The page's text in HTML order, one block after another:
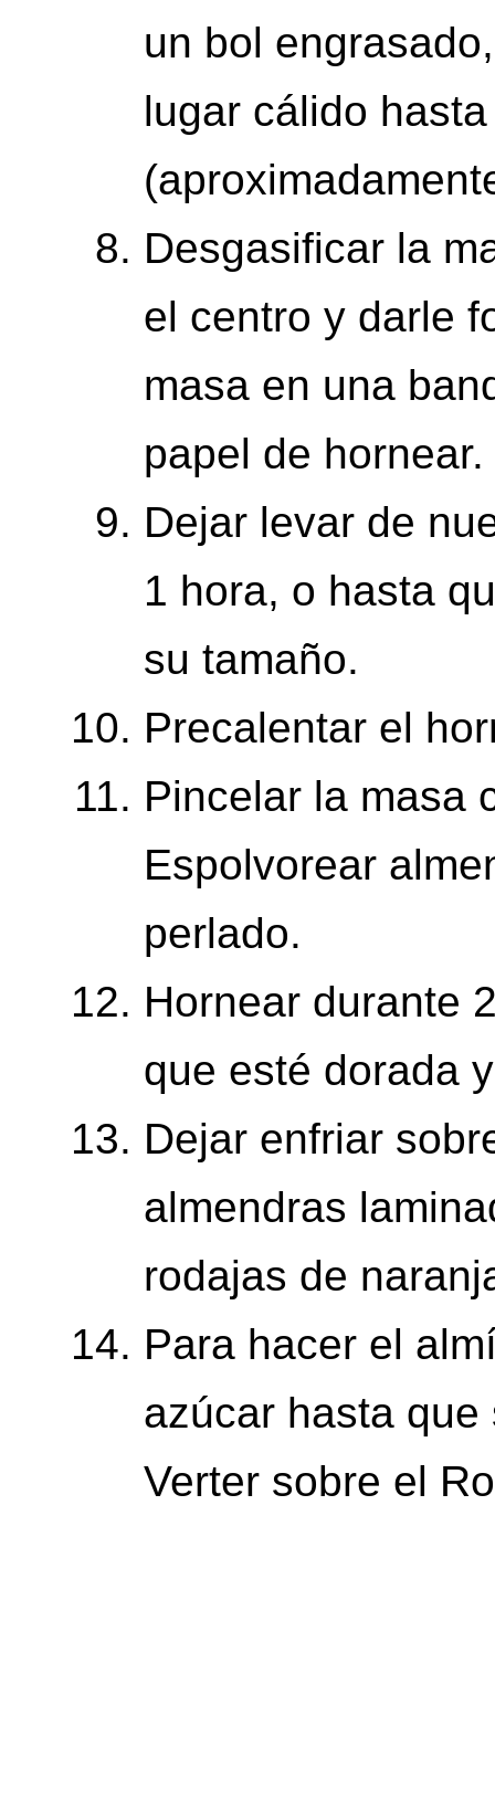
un bol
lugar cálido
Desgasificar la
el centro y darle
masa en una
papel de hornear.
Dejar levar de
1 hora, o hasta
su tamaño.
Precalentar el
Pincelar la masa
Espolvorear
perlado.
Hornear durante
que esté dorada
Dejar enfriar
almendras
rodajas de
Para hacer el
azúcar hasta
Verter sobre el